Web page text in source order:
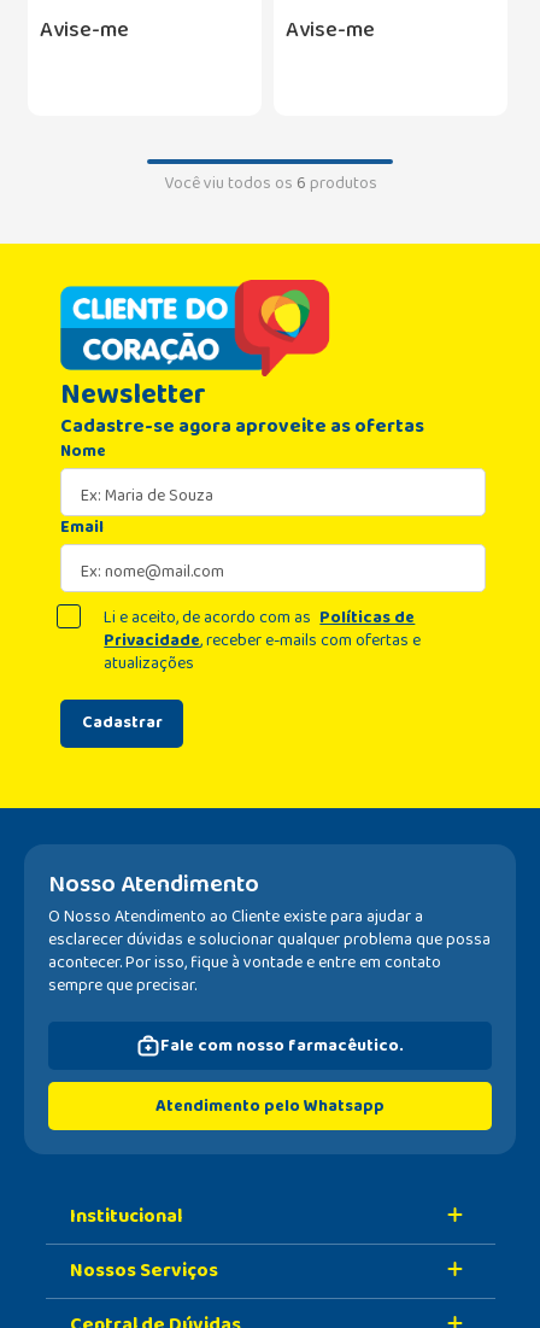
Avise-me Avise-me
Você viu todos os 6produtos
Newsletter
Cadastre-se agora aproveite as ofertas
Nome
Email
Cadastrar
Li e aceito, de acordo com as Políticas de
Privacidade, receber e-mails com ofertas e
atualizações
Nosso Atendimento
O Nosso Atendimento ao Cliente existe para ajudar a
esclarecer dúvidas e solucionar qualquer problema que possa
acontecer. Por isso, fique à vontade e entre em contato
sempre que precisar.
Fale com nosso farmacêutico.
Atendimento pelo Whatsapp
Institucional
Sobre A Nossa Drogaria
Nossos Serviços